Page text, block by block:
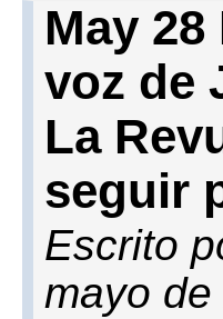
May
voz de
La
seguir
Escrito
mayo